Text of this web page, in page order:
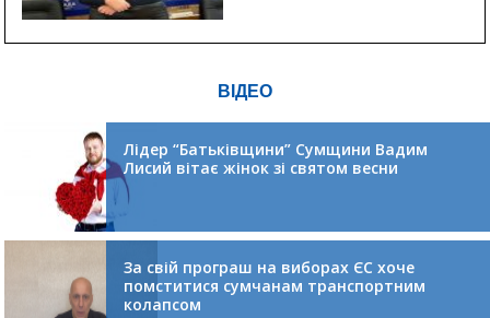
ВІДЕО
Лідер “Батьківщини” Сумщини Вадим
Лисий вітає жінок зі святом весни
За свій програш на виборах ЄС хоче
помститися сумчанам транспортним
колапсом